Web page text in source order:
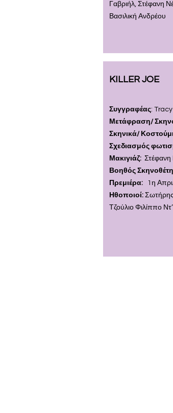
Γαβριήλ, Στέφανη
Βασιλική Ανδρέου
KILLER JOE
Συγγραφέας:
Μετάφραση/
Σκηνικά/
Σχεδιασμός
Μακιγιάζ:
Βοηθός
Πρεμιέρα:
1η
Ηθοποιοί:
Τζούλιο Φιλίππο